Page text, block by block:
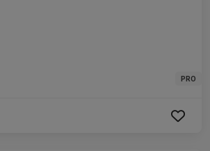
PRO